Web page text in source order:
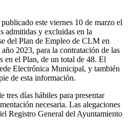
este viernes 10 de marzo el
admitidas y excluidas en la
del Plan de Empleo de CLM en
2023, para la contratación de las
en el Plan, de un total de 48. El
Electrónica Municipal, y también
de esta información.
tres días hábiles para presentar
necesaria. Las alegaciones
Registro General del Ayuntamiento